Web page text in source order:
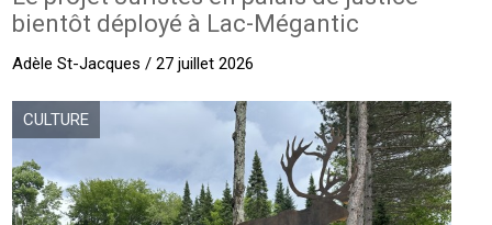
bientôt déployé à Lac-Mégantic
Adèle St-Jacques / 27 juillet 2026
CULTURE